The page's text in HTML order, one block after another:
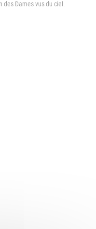
des Dames vus du ciel.